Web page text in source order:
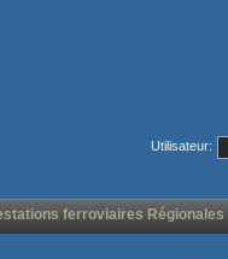
Utilisateur:
ferroviaires Régionales